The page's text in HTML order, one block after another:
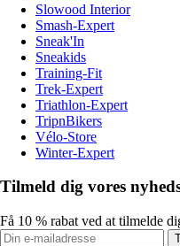
Slowood Interior
Smash-Expert
Sneak'In
Sneakids
Training-Fit
Trek-Expert
Triathlon-Expert
TripnBikers
Vélo-Store
Winter-Expert
Tilmeld dig vores
Få 10 % rabat ved at tilmelde